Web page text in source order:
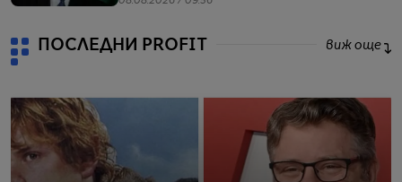
ПОСЛЕДНИ PROFIT виж още